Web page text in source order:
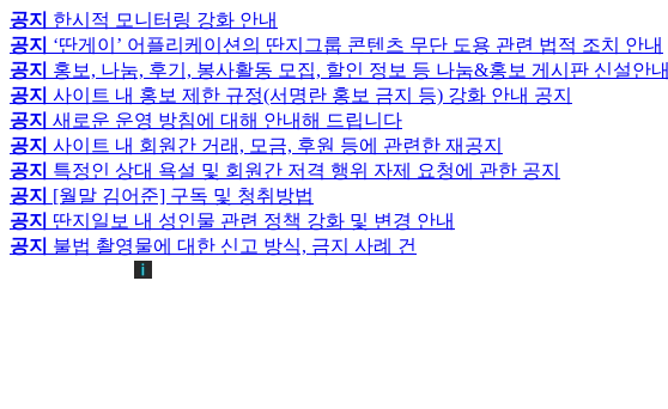
공지 한시적 모니터링 강화 안내
공지 ‘딴게이’ 어플리케이션의 딴지그룹 콘텐츠 무단 도용 관련 법적 조치 안내
공지 홍보, 나눔, 후기, 봉사활동 모집, 할인 정보 등 나눔&홍보 게시판 신설안내
공지 사이트 내 홍보 제한 규정(서명란 홍보 금지 등) 강화 안내 공지
공지 새로운 운영 방침에 대해 안내해 드립니다
공지 사이트 내 회원간 거래, 모금, 후원 등에 관련한 재공지
공지 특정인 상대 욕설 및 회원간 저격 행위 자제 요청에 관한 공지
공지 [월말 김어준] 구독 및 청취방법
공지 딴지일보 내 성인물 관련 정책 강화 및 변경 안내
공지 불법 촬영물에 대한 신고 방식, 금지 사례 건